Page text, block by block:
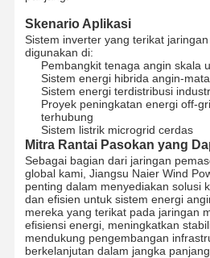
Rumah Produk
Skenario Aplikasi
Sistem inverter yang terikat
digunakan di:
Pembangkit tenaga angin skala
Sistem energi hibrida angin-
Sistem energi terdistribusi
Proyek peningkatan energi off-
terhubung
Sistem listrik microgrid cerdas
Mitra Rantai Pasokan yang
Sebagai bagian dari jaringan
global kami, Jiangsu Naier Wind
penting dalam menyediakan solusi
dan efisien untuk sistem energi
mereka yang terikat pada jaringan
efisiensi energi, meningkatkan
mendukung pengembangan
berkelanjutan dalam jangka